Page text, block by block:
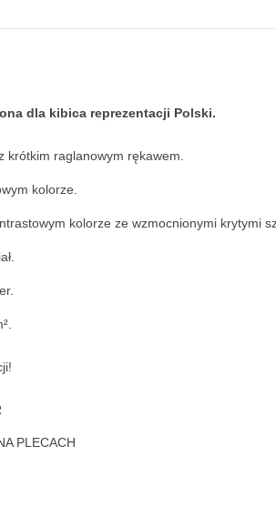
dla kibica reprezentacji Polski.
krótkim raglanowym rękawem.
kolorze.
kolorze ze wzmocnionymi krytymi
PLECACH